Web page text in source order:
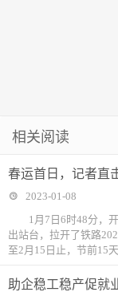
相关阅读
春运首日，记者直
2023-01-08
1月7日6时48分，开
出站台，拉开了铁路
至2月15日止，节前15
助企稳工稳产促就